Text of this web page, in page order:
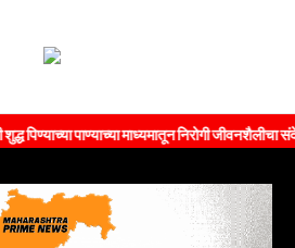
माध्यमातून निरोगी जीवनशैलीचा संदेश